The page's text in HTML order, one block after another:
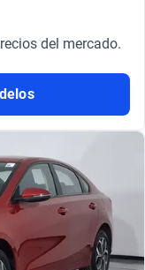
del mercado.